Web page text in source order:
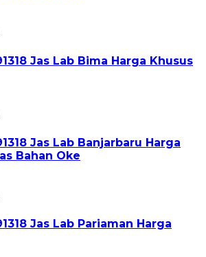
Jas Lab Bima Harga Khusus
Jas Lab Banjarbaru Harga
Bahan Oke
Jas Lab Pariaman Harga